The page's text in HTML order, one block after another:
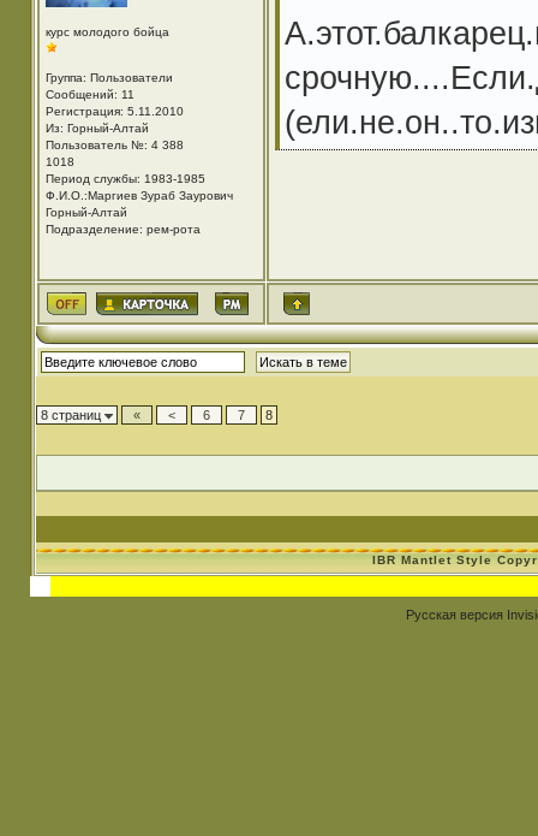
курс молодого бойца
Группа: Пользователи
Сообщений: 11
Регистрация: 5.11.2010
Из: Горный-Алтай
Пользователь №: 4 388
1018
Период службы: 1983-1985
Ф.И.О.:Маргиев Зураб Заурович
Горный-Алтай
Подразделение: рем-рота
8 страниц « < 6 7 8
IBR Mantlet Style
Русская версия